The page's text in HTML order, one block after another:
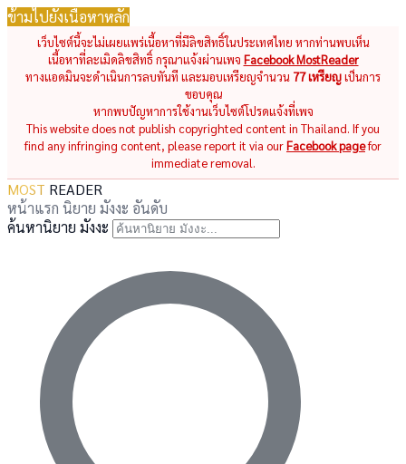
ข้ามไปยังเนื้อหาหลัก
เว็บไซต์นี้จะไม่เผยแพร่เนื้อหาที่มีลิขสิทธิ์ในประเทศไทย หากท่านพบเห็น
เนื้อหาที่ละเมิดลิขสิทธิ์ กรุณาแจ้งผ่านเพจ Facebook MostReader
ทางแอดมินจะดำเนินการลบทันที และมอบเหรียญจำนวน 77 เหรียญเป็นการ
ขอบคุณ
หากพบปัญหาการใช้งานเว็บไซต์โปรดแจ้งที่เพจ
This website does not publish copyrighted content in Thailand. If you
find any infringing content, please report it via ourFacebook pagefor
immediate removal.
MOST READER
หน้าแรก นิยาย มังงะ อันดับ
ค้นหานิยาย มังงะ